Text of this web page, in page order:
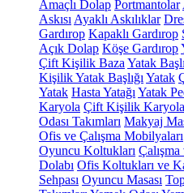
Amaçlı Dolap Portmantolar
Askısı Ayaklı Askılıklar
Gardırop Kapaklı Gardırop
Açık Dolap Köşe Gardırop
Çift Kişilik Baza Yatak
Kişilik Yatak Başlığı Yatak
Yatak Hasta Yatağı Yatak
Karyola Çift Kişilik Karyola
Odası Takımları Makyaj
Ofis ve Çalışma Mobilyaları
Oyuncu Koltukları
Dolabı Ofis Koltukları ve
Sehpası Oyuncu Masası